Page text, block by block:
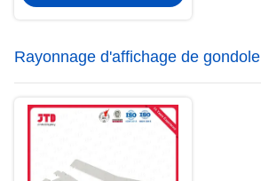
Rayonnage d'affichage de gondole